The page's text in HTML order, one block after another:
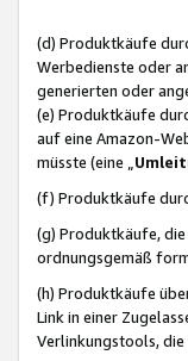
(d) Produktkäufe
Werbedienste oder
generierten oder
(e) Produktkäufe
auf eine Amazon-
müsste (eine „
(f) Produktkäufe
(g) Produktkäufe,
ordnungsgemäß
(h) Produktkäufe
Link in einer
Verlinkungstools,